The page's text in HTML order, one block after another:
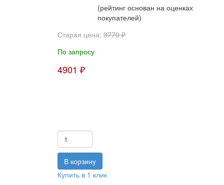
(рейтинг основан на оценках
покупателей)
Старая цена: 3770 ₽
По запросу
4901 ₽
Купить в 1 клик